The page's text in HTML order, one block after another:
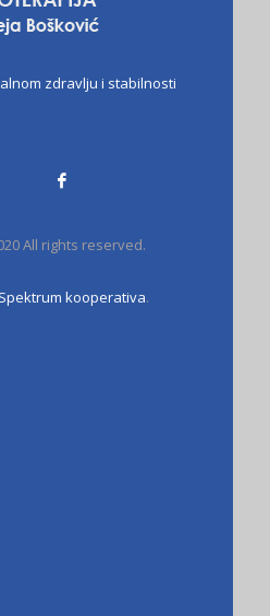
zdravlju i stabilnosti
All rights reserved.
Spektrum kooperativa.